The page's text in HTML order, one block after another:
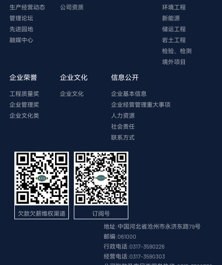
生产经营动态
管理论坛
先进园地
融媒中心
公司资质
环境工程
新能源
储运工程
岩土工程
检验、检测
境外项目
企业荣誉
工程质量奖
企业管理奖
企业文化类
企业文化
企业文化
信息公开
企业基本信息
企业经营管理重大事项
人力资源
社会责任
联系方式
欠款欠薪维权渠道
订阅号
地址:中国河北省沧州市永济东路79号
邮编:061000
行政电话:0317-3590226
经营电话:0317-3590303